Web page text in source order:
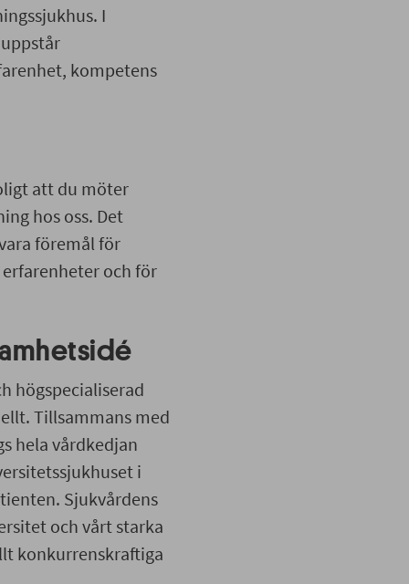
I
kompetens
att du möter
hos oss. Det
föremål för
och för
högspecialiserad
Tillsammans med
hela vårdkedjan
i
Sjukvårdens
och vårt starka
konkurrenskraftiga